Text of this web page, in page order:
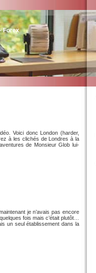
Forex
Voici donc London (harder,
à les clichés de Londres à la
de Monsieur Glob lui-
je n’avais pas encore
fois mais c’était plutôt…
un seul établissement dans la